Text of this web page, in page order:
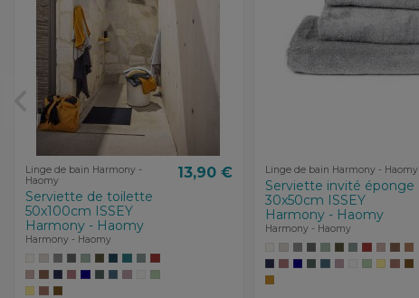
Linge de bain Harmony -
Haomy
Serviette de toilette
50x100cm ISSEY
Harmony - Haomy
Harmony - Haomy
13,90 € Linge de bain Harmony - Haomy
Serviette invité éponge
30x50cm ISSEY
Harmony - Haomy
Harmony - Haomy